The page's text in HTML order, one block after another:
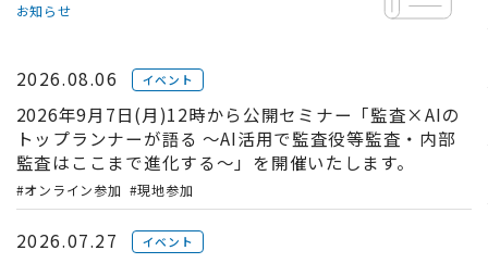
お知らせ
2026.08.06 イベント
2026年9月7日(月)12時から公開セミナー「監査×AIの
トップランナーが語る ～AI活用で監査役等監査・内部
監査はここまで進化する～」を開催いたします。
#オンライン参加 #現地参加
2026.07.27 イベント